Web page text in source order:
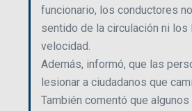
funcionario, los conductores
sentido de la circulación ni los
velocidad.
Además, informó, que las
lesionar a ciudadanos que
También comentó que